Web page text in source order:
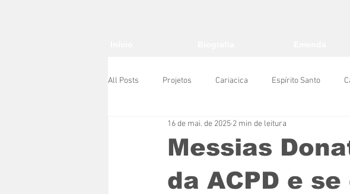
All Posts Projetos Cariacica Espírito Santo
Messias
da ACPD e
16 de mai. de 2025 2 min de leitura